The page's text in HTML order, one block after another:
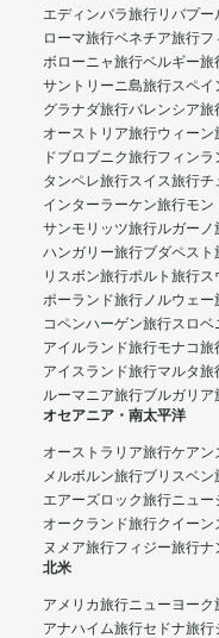
エディンバラ旅行リバプー
ローマ旅行ベネチア旅行フ
ボローニャ旅行ベルギー旅
サントリーニ島旅行スペイ
グラナダ旅行バレンシア旅
オーストリア旅行ウィーン
ドブロブニク旅行フィンラ
タンペレ旅行スイス旅行チ
インターラーケン旅行モン
サンモリッツ旅行ルガーノ
ハンガリー旅行ブダペスト
リスボン旅行ポルト旅行ス
ポーランド旅行ノルウェー
コペンハーゲン旅行スロベ
アイルランド旅行モナコ旅
アイスランド旅行マルタ旅
ルーマニア旅行ブルガリア
オセアニア・南太平洋
オーストラリア旅行ケアン
メルボルン旅行ブリスベン
エアーズロック旅行ニュー
オークランド旅行クイーン
ヌメア旅行フィジー旅行ナ
北米
アメリカ旅行ニューヨーク
アナハイム旅行セドナ旅行